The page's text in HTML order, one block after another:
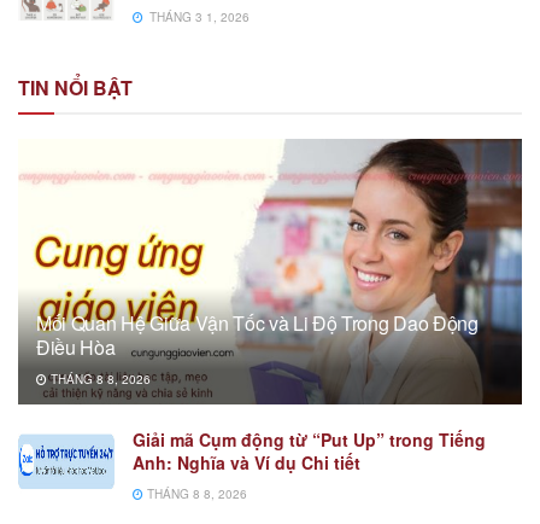
THÁNG 3 1, 2026
TIN NỔI BẬT
Mối Quan Hệ Giữa Vận Tốc và Li Độ Trong Dao Động
Điều Hòa
THÁNG 8 8, 2026
Giải mã Cụm động từ “Put Up” trong Tiếng
Anh: Nghĩa và Ví dụ Chi tiết
THÁNG 8 8, 2026